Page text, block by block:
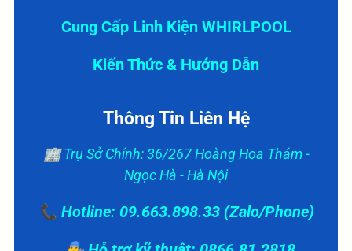
Cung Cấp Linh Kiện WHIRLPOOL
Kiến Thức & Hướng Dẫn
Thông Tin Liên Hệ
🏢 Trụ Sở Chính: 36/267 Hoàng Hoa Thám -
Ngọc Hà - Hà Nội
📞 Hotline: 09.663.898.33 (Zalo/Phone)